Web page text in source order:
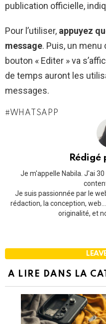
publication officielle,
Pour l’utiliser, appuyez
message. Puis, un
bouton « Editer » va
de temps auront les
messages.
WHATSAPP
Rédigé
Je m'appelle Nabila. J'ai
Je suis passionnée par le
rédaction, la conception,
originalité, et
A LIRE DANS LA